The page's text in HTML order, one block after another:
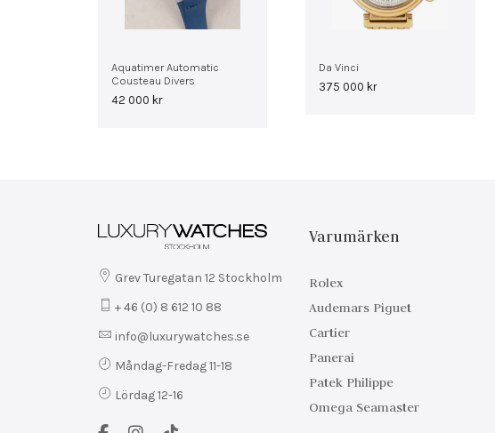
Aquatimer Automatic
Cousteau Divers
42 000 kr
Da Vinci
375 000 kr
Grev Turegatan 12 Stockholm
+ 46 (0) 8 612 10 88
info@luxurywatches.se
Måndag-Fredag 11-18
Lördag 12-16
Varumärken
Rolex
Audemars Piguet
Cartier
Panerai
Patek Philippe
Omega Seamaster